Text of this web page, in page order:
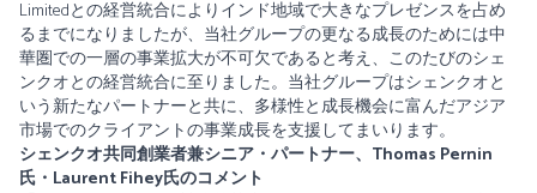
Limitedとの経営統合によりインド地域で大きなプレゼンスを占め
るまでになりましたが、当社グループの更なる成長のためには中
華圏での一層の事業拡大が不可欠であると考え、このたびのシェ
ンクオとの経営統合に至りました。当社グループはシェンクオと
いう新たなパートナーと共に、多様性と成長機会に富んだアジア
市場でのクライアントの事業成長を支援してまいります。
シェンクオ共同創業者兼シニア・パートナー、Thomas Pernin
氏・Laurent Fihey氏のコメント